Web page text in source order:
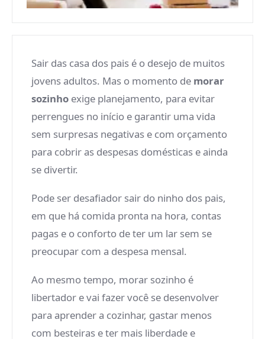
Sair das casa dos pais é o desejo de muitos
jovens adultos. Mas o momento de morar
sozinho exige planejamento, para evitar
perrengues no início e garantir uma vida
sem surpresas negativas e com orçamento
para cobrir as despesas domésticas e ainda
se divertir.
Pode ser desafiador sair do ninho dos pais,
em que há comida pronta na hora, contas
pagas e o conforto de ter um lar sem se
preocupar com a despesa mensal.
Ao mesmo tempo, morar sozinho é
libertador e vai fazer você se desenvolver
para aprender a cozinhar, gastar menos
com besteiras e ter mais liberdade e